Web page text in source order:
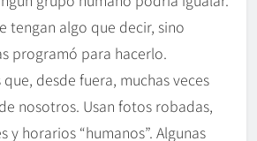
tengan algo que decir, sino
programó para hacerlo.
desde fuera, muchas veces
nosotros. Usan fotos robadas,
y horarios “humanos”. Algunas